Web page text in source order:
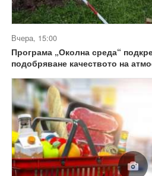
Вчера, 15:00
Програма „Околна среда“
подобряване качеството на